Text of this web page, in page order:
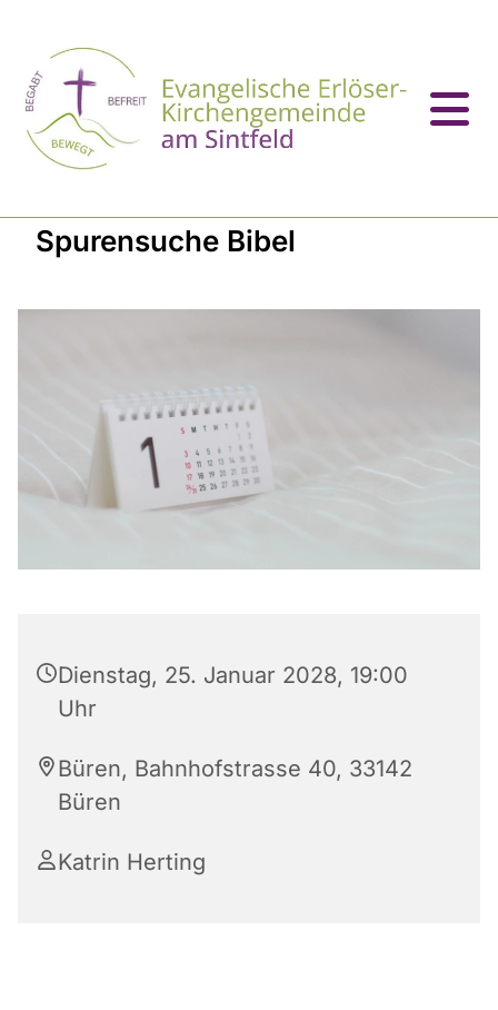
Spurensuche Bibel
Dienstag, 25. Januar 2028, 19:00
Uhr
Büren, Bahnhofstrasse 40, 33142
Büren
Katrin Herting